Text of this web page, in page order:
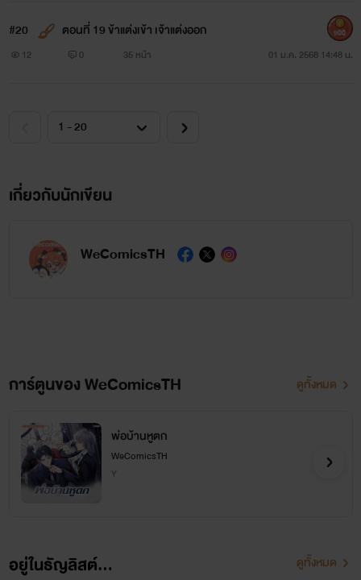
#20 ตอนที่ 19 ข้าแต่งเข้า เจ้าแต่งออก
12 0 35 หน้า 01 ม.ค. 2568 14:48 น.
900
เกี่ยวกับนักเขียน
WeComicsTH
การ์ตูนของ WeComicsTH ดูทั้งหมด
พ่อบ้านหูตก
WeComicsTH
Y
อยู่ในธัญลิสต์... ดูทั้งหมด